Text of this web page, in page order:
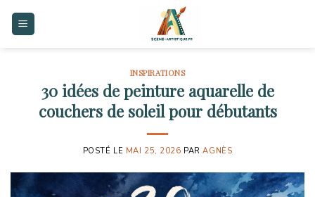
INSPIRATIONS
30 idées de peinture aquarelle de
couchers de soleil pour débutants
POSTÉ LE MAI 25, 2026 PARAGNÈS